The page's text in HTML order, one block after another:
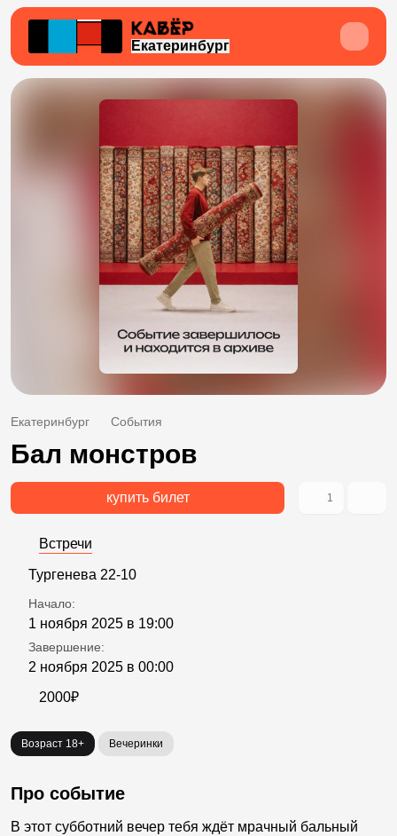
Екатеринбург
Екатеринбург События
Бал монстров
купить билет 1
Встречи
Тургенева 22-10
Начало:
1 ноября 2025 в 19:00
Завершение:
2 ноября 2025 в 00:00
2000₽
Возраст 18+ Вечеринки
Про событие
В этот субботний вечер тебя ждёт мрачный бальный